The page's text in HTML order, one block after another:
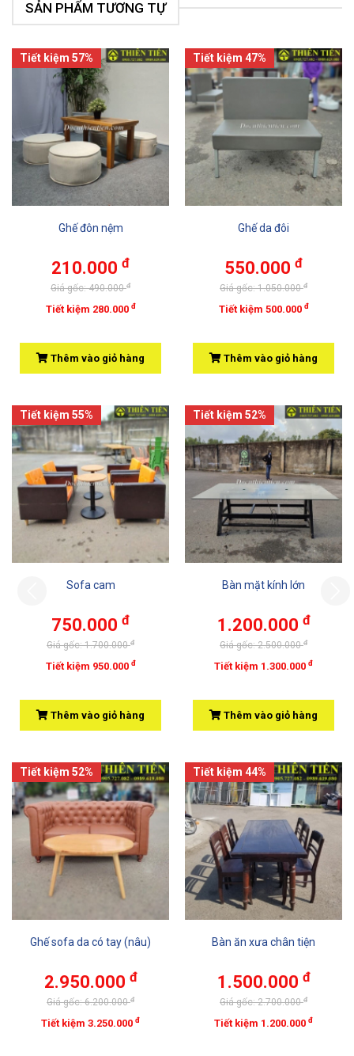
SẢN PHẨM TƯƠNG TỰ
Tiết kiệm 57%
Ghế đôn nệm
210.000 đ
Giá gốc: 490.000đ
Tiết kiệm 280.000 đ
Thêm vào giỏ hàng
Tiết kiệm 47%
Ghế da đôi
550.000 đ
Giá gốc: 1.050.000đ
Tiết kiệm 500.000 đ
Thêm vào giỏ hàng
Tiết kiệm 55%
Sofa cam
750.000 đ
Giá gốc: 1.700.000đ
Tiết kiệm 950.000 đ
Thêm vào giỏ hàng
Tiết kiệm 52%
Bàn mặt kính lớn
1.200.000 đ
Giá gốc: 2.500.000đ
Tiết kiệm 1.300.000 đ
Thêm vào giỏ hàng
Tiết kiệm 52%
Ghế sofa da có tay (nâu)
2.950.000 đ
Giá gốc: 6.200.000đ
Tiết kiệm 3.250.000 đ
Tiết kiệm 44%
Bàn ăn xưa chân tiện
1.500.000 đ
Giá gốc: 2.700.000đ
Tiết kiệm 1.200.000 đ
Previous